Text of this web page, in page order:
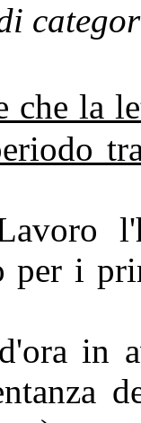
che la
per i
in